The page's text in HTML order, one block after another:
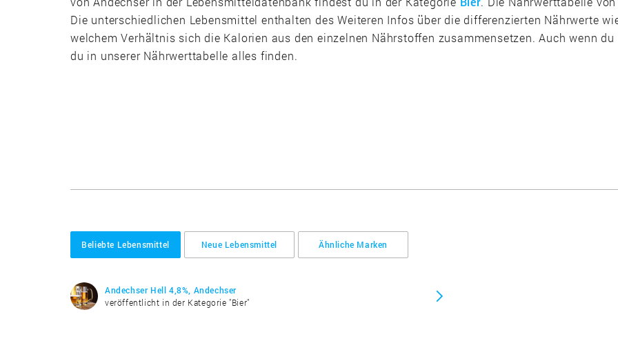
Die unterschiedlichen Lebensmittel enthalten des Weiteren Infos über die differenzierten Nährwerte
welchem Verhältnis sich die Kalorien aus den einzelnen Nährstoffen zusammensetzen. Auch wenn
du in unserer Nährwerttabelle alles finden.
Beliebte Lebensmittel Neue Lebensmittel Ähnliche Marken
Andechser Hell 4,8%, Andechser
veröffentlicht in der Kategorie "Bier"